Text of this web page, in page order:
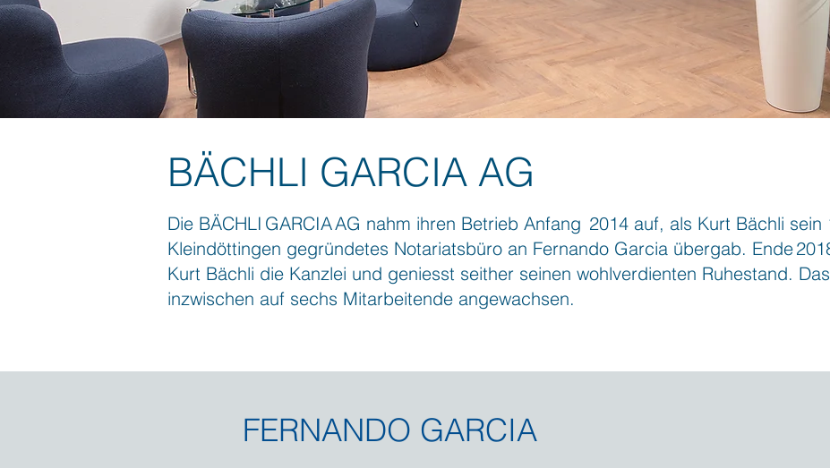
BÄCHLI GARCIA AG
Die BÄCHLI GARCIA AG nahm ihren Betrieb Anfang 2014 auf, als Kurt Bächli sein
Kleindöttingen gegründetes Notariatsbüro an Fernando Garcia übergab. Ende
Kurt Bächli die Kanzlei und geniesst seither seinen wohlverdienten Ruhestand.
inzwischen auf sechs Mitarbeitende angewachsen.
FERNANDO GARCIA